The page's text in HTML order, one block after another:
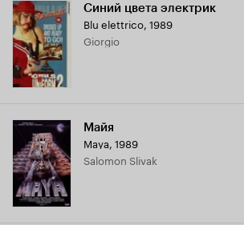
Синий цвета электрик
Blu elettrico, 1989
Giorgio
Майя
Maya, 1989
Salomon Slivak